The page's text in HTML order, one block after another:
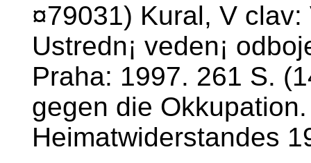
¤79031) Kural, V
Ustredn¡ veden¡
Praha: 1997. 261 S.
gegen die
Heimatwiderstandes